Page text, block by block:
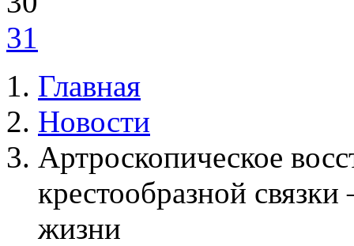
31
Главная
Новости
Артроскопическое
крестообразной
жизни